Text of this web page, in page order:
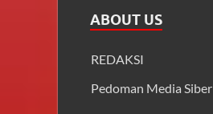
ABOUT US
REDAKSI
Pedoman Media Siber